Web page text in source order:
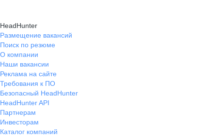
HeadHunter
Размещение вакансий
Поиск по резюме
О компании
Наши вакансии
Реклама на сайте
Требования к ПО
Безопасный HeadHunter
HeadHunter API
Партнерам
Инвесторам
Каталог компаний